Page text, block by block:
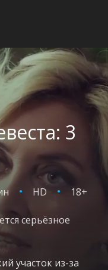
3
HD 18+
серьёзное
участок из-за